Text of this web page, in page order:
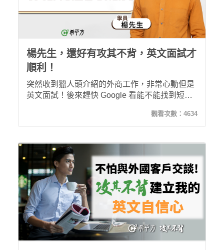
楊先生，還好有攻其不背，英文面試才
順利！
突然收到獵人頭介紹的外商工作，非常心動但是
英文面試！後來趕快 Google 看能不能找到短時
不背課程時，想說就試試吧在面試前密集的學了
20堂課，好險我有使用攻其不背練習聽力和口
觀看次數： 4634